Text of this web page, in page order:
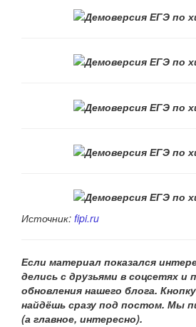
Источник: fipi.ru
Если материал показался
делись с друзьями в соцсетях и
обновления нашего блога.
найдёшь сразу под постом. Мы
(а главное, интересно).